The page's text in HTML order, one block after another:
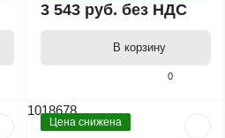
0
3 543 руб. без НДС
В корзину
1018678
Цена снижена